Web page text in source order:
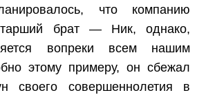
что компанию
брат — Ник, однако,
вопреки всем нашим
этому примеру, он сбежал
своего совершеннолетия в